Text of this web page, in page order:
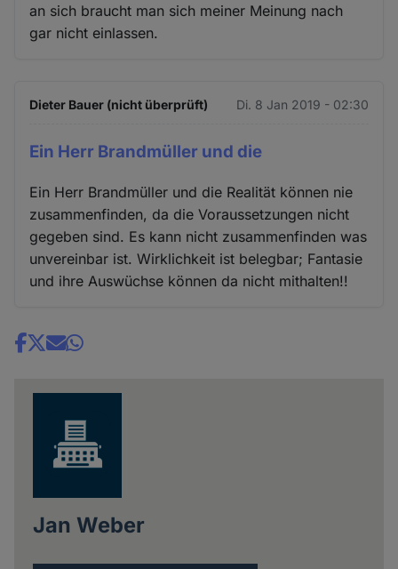
an sich braucht man sich meiner Meinung nach
gar nicht einlassen.
Dieter Bauer (nicht überprüft) Di. 8 Jan 2019 - 02:30
Ein Herr Brandmüller und die
Ein Herr Brandmüller und die Realität können nie
zusammenfinden, da die Voraussetzungen nicht
gegeben sind. Es kann nicht zusammenfinden was
unvereinbar ist. Wirklichkeit ist belegbar; Fantasie
und ihre Auswüchse können da nicht mithalten!!
Share
Jan Weber